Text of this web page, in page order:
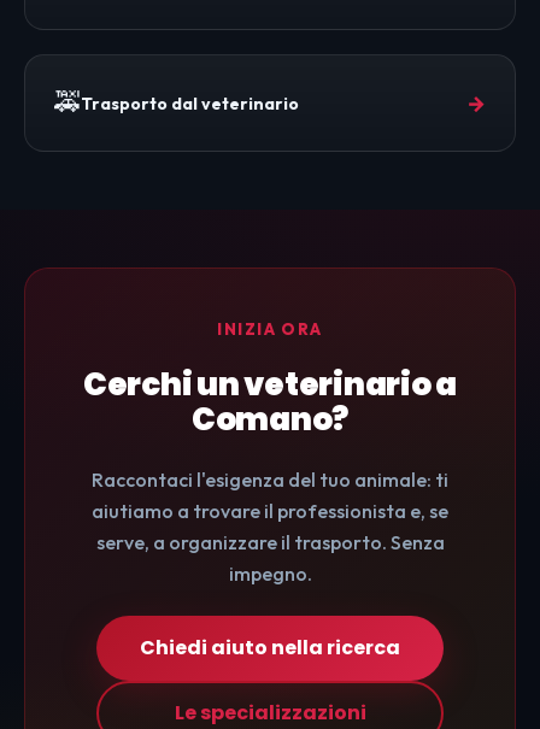
🚕Trasporto dal veterinario →
INIZIA ORA
Cerchi un veterinario a
Comano?
Raccontaci l'esigenza del tuo animale: ti
aiutiamo a trovare il professionista e, se
serve, a organizzare il trasporto. Senza
impegno.
Chiedi aiuto nella ricerca
Le specializzazioni